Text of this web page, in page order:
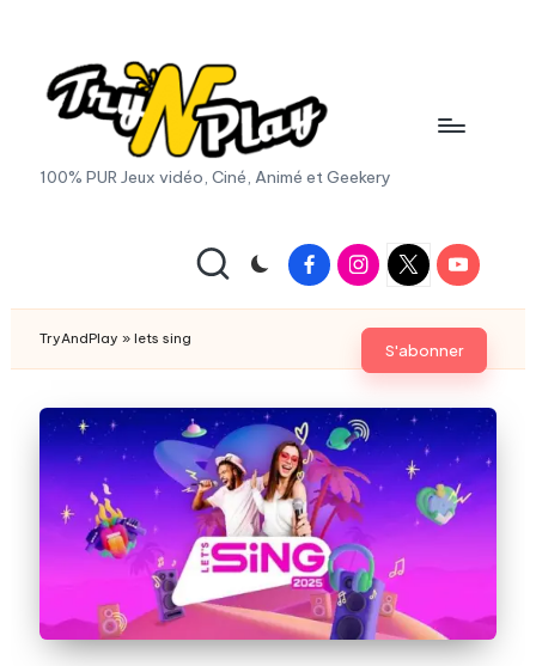
content
T
A
n
P
la
y.
c
m
100% PUR Jeux vidéo, Ciné, Animé et Geekery
FacebookInstagram
X
|
Twitter
Youtube
S'abonner
TryAndPlay » lets sing